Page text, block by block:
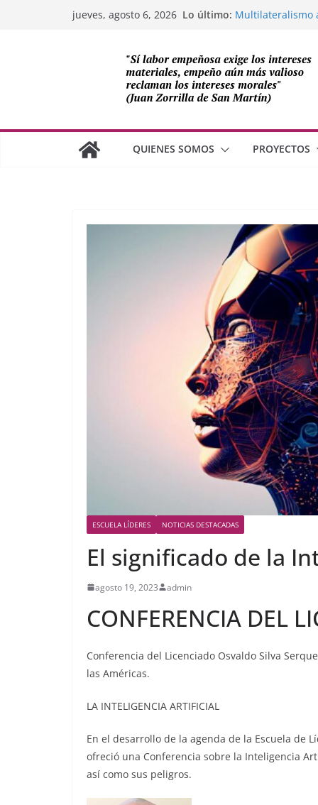
jueves, agosto 6, 2026 Lo último: Multilateralismo
Cuba
Los avances de
cooperación
Adam Smith y la
QUIENES SOMOS PROYECTOS
ESCUELA LÍDERES NOTICIAS DESTACADAS
El significado de la
agosto 19, 2023 admin
CONFERENCIA DEL
Conferencia del Licenciado Osvaldo Silva
las Américas.
LA INTELIGENCIA ARTIFICIAL
En el desarrollo de la agenda de la Escuela de
ofreció una Conferencia sobre la Inteligencia
así como sus peligros.